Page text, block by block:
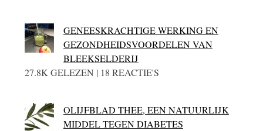
GENEESKRACHTIGE WERKING EN
GEZONDHEIDSVOORDELEN VAN
BLEEKSELDERIJ
27.8K GELEZEN | 18 REACTIE'S
OLIJFBLAD THEE, EEN NATUURLIJK
MIDDEL TEGEN DIABETES